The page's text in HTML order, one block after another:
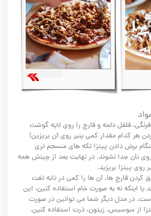
فلفل دلمه و قارچ را روی لایه گوشت
هر کدام مقدار کمی پنیر روی آن بریزین!
برش دادن پیتزا تکه های منسجم تری
نان جدا نشوند. در نهایت بعد از چینش همه
روی پیتزا بریزید.
کردن قارچ ها، آن ها را کمی در تابه تفت
یا اینکه نه به صورت خام استفاده کنین، این
در مدل دیگر شما می توانین در صورت
از سوسیس، زیتون، ذرت استفاده کنین.